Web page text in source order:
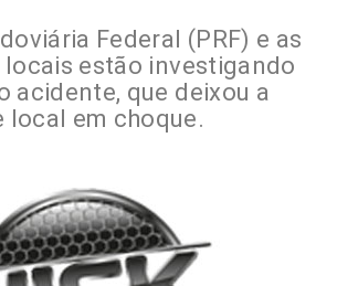
Federal (PRF) e as
estão investigando
acidente, que deixou a
local em choque.